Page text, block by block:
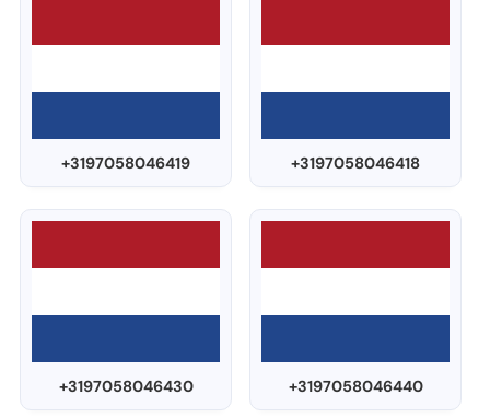
+3197058046419 +3197058046418
+3197058046430 +3197058046440